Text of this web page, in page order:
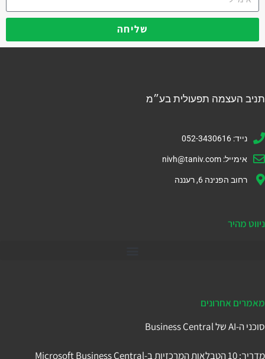
שליחה
תניב העצמה תפעולית בע״מ
נייד: 052-3430616
אימייל: nivh@taniv.com
רחוב הפנינה 6, רעננה
ניווט מהיר
מאמרים אחרונים
סוכני ה-AI של Business Central
מדריך: 10 הטבלאות המרכזיות ב-Microsoft Business Central